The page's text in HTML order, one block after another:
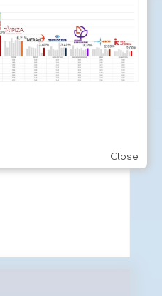
ιστοσελίδας -
αριθμό
σελίδα
Close